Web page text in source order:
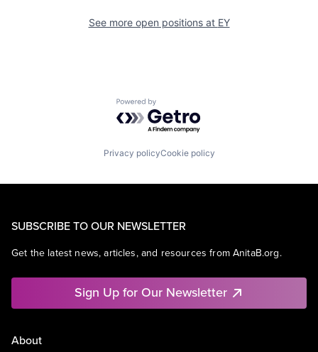
See more open positions at EY
Powered by Getro.com
Privacy policyCookie policy
SUBSCRIBE TO OUR NEWSLETTER
Get the latest news, articles, and resources from AnitaB.org.
Sign Up for Our Newsletter
About